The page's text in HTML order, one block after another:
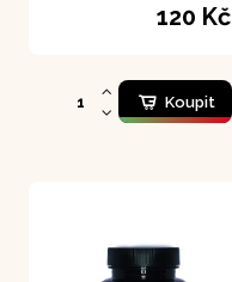
120 Kč
Koupit